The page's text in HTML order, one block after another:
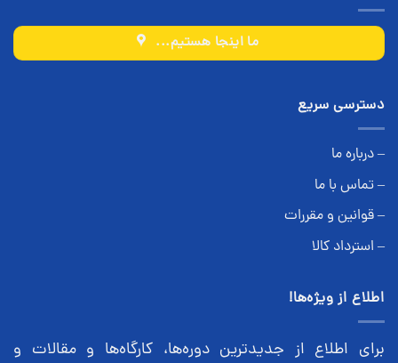
ما اینجا هستیم...
دسترسی سریع
– درباره ما
– تماس با ما
– قوانین و مقررات
– استرداد کالا
اطلاع از ویژه‌ها!
برای اطلاع از جدیدترین دوره‌ها، کارگاه‌ها و مقالات و